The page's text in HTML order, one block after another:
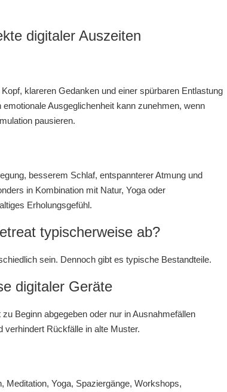
digitaler Auszeiten
klareren Gedanken und einer spürbaren Entlastung
Ausgeglichenheit kann zunehmen, wenn
pausieren.
besserem Schlaf, entspannterer Atmung und
in Kombination mit Natur, Yoga oder
Erholungsgefühl.
typischerweise ab?
sein. Dennoch gibt es typische Bestandteile.
digitaler Geräte
Beginn abgegeben oder nur in Ausnahmefällen
Rückfälle in alte Muster.
Meditation, Yoga, Spaziergänge, Workshops,